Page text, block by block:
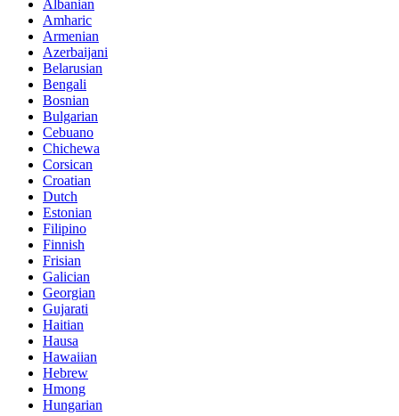
Albanian
Amharic
Armenian
Azerbaijani
Belarusian
Bengali
Bosnian
Bulgarian
Cebuano
Chichewa
Corsican
Croatian
Dutch
Estonian
Filipino
Finnish
Frisian
Galician
Georgian
Gujarati
Haitian
Hausa
Hawaiian
Hebrew
Hmong
Hungarian